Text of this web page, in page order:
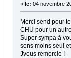
« le: 04 novembre
Merci send pour
CHU pour un
Super sympa à
sens moins seul
Jvous remercie !